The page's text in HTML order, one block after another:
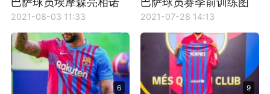
坎普
2021-08-03 11:33
片
2021-07-28 14:13
6 9